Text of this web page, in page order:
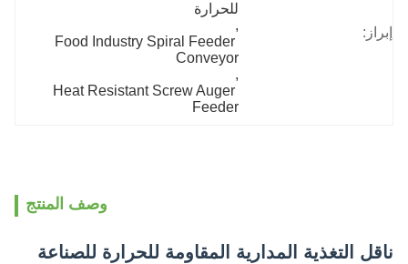
إبراز:
للحرارة
,
Food Industry Spiral Feeder
Conveyor
,
Heat Resistant Screw Auger
Feeder
وصف المنتج
ناقل التغذية المدارية المقاومة للحرارة للصناعة